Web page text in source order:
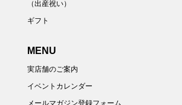
（出産祝い）
ギフト
MENU
実店舗のご案内
イベントカレンダー